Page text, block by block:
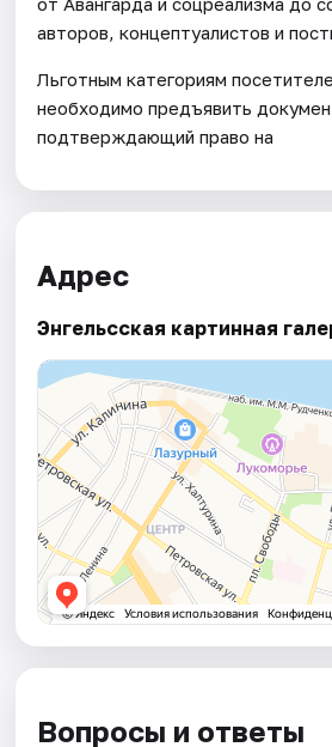
авторов, концептуалистов и
Льготным категориям
необходимо предъявить
подтверждающий право на
Адрес
Энгельсская картинная
Вопросы и ответы